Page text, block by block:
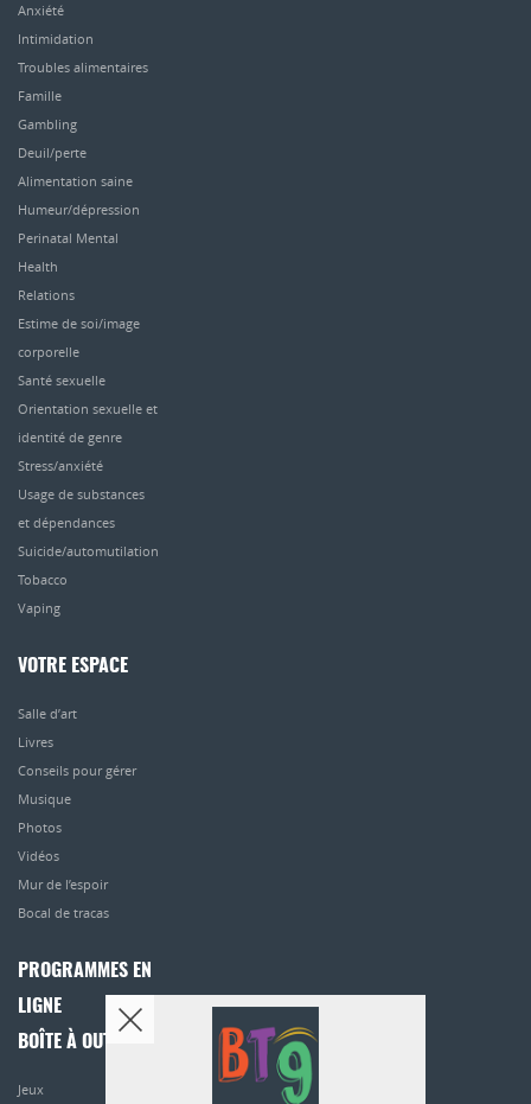
Anxiété
Intimidation
Troubles alimentaires
Famille
Gambling
Deuil/perte
Alimentation saine
Humeur/dépression
Perinatal Mental
Health
Relations
Estime de soi/image
corporelle
Santé sexuelle
Orientation sexuelle et
identité de genre
Stress/anxiété
Usage de substances
et dépendances
Suicide/automutilation
Tobacco
Vaping
VOTRE ESPACE
Salle d’art
Livres
Conseils pour gérer
Musique
Photos
Vidéos
Mur de l’espoir
Bocal de tracas
PROGRAMMES EN
LIGNE
BOÎTE À OUTILS
Jeux